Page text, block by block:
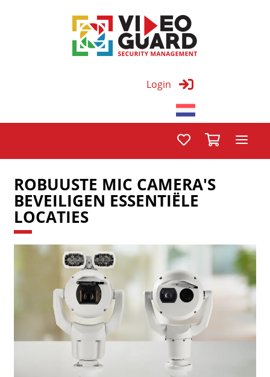
Login
ROBUUSTE MIC CAMERA'S
BEVEILIGEN ESSENTIËLE
LOCATIES